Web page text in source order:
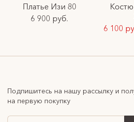
Платье Изи 80
6 900 руб.
6 100
Подпишитесь на нашу рассылку и
на первую покупку